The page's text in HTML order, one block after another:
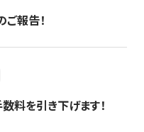
報告！
料を引き下げます！